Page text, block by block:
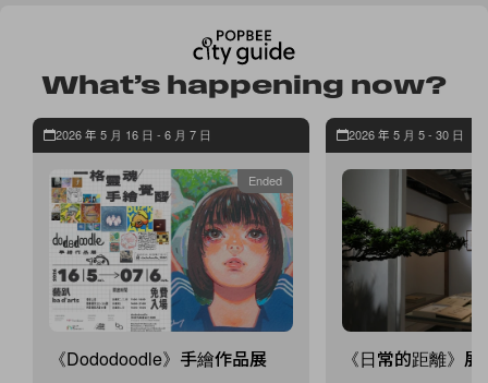
What’s happening now?
Ended
《Dododoodle》手繪作品展
2026 年 5 月 16 日 - 6 月 7 日
《日常的距離》展
2026 年 5 月 5 - 30 日